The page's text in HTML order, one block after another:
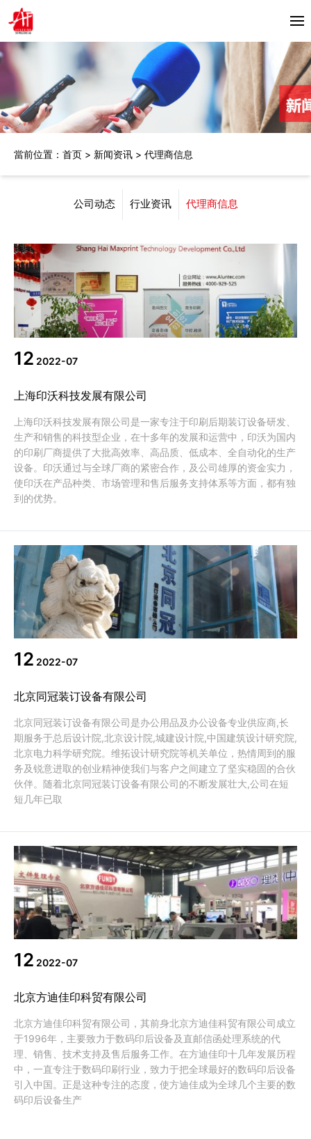
首頁
关于我们
产品中心
Horizon
Foliant
合作伙伴
解决方案
公司动态
行业资讯
代理商信息
联系我们
當前位置： 首页 > 新闻资讯 > 代理商信息
公司动态 行业资讯 代理商信息
12 2022-07
上海印沃科技发展有限公司
上海印沃科技发展有限公司是一家专注于印刷后期装订设备研发、
生产和销售的科技型企业，在十多年的发展和运营中，印沃为国内
的印刷厂商提供了大批高效率、高品质、低成本、全自动化的生产
设备。印沃通过与全球厂商的紧密合作，及公司雄厚的资金实力，
使印沃在产品种类、市场管理和售后服务支持体系等方面，都有独
到的优势。
12 2022-07
北京同冠装订设备有限公司
北京同冠装订设备有限公司是办公用品及办公设备专业供应商,长
期服务于总后设计院,北京设计院,城建设计院,中国建筑设计研究院,
北京电力科学研究院。维拓设计研究院等机关单位，热情周到的服
务及锐意进取的创业精神使我们与客户之间建立了坚实稳固的合伙
伙伴。随着北京同冠装订设备有限公司的不断发展壮大,公司在短
短几年已取
12 2022-07
北京方迪佳印科贸有限公司
北京方迪佳印科贸有限公司，其前身北京方迪佳科贸有限公司成立
于1996年，主要致力于数码印后设备及直邮信函处理系统的代
理、销售、技术支持及售后服务工作。在方迪佳印十几年发展历程
中，一直专注于数码印刷行业，致力于把全球最好的数码印后设备
引入中国。正是这种专注的态度，使方迪佳成为全球几个主要的数
码印后设备生产